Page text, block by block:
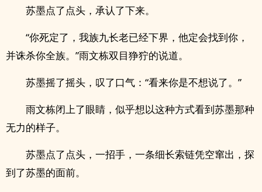
苏墨点了点头，承认了下来。
“你死定了，我族九长老已经下界，他定会找到你，
并诛杀你全族。”雨文栋双目狰狞的说道。
苏墨摇了摇头，叹了口气：“看来你是不想说了。”
雨文栋闭上了眼睛，似乎想以这种方式看到苏墨那种
无力的样子。
苏墨点了点头，一招手，一条细长索链凭空窜出，探
到了苏墨的面前。